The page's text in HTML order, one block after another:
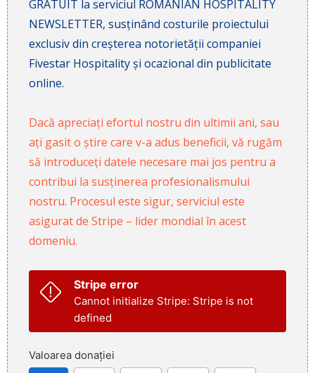
GRATUIT la serviciul ROMANIAN HOSPITALITY
NEWSLETTER, susținând costurile proiectului
exclusiv din creșterea notorietății companiei
Fivestar Hospitality și ocazional din publicitate
online.
Dacă apreciați efortul nostru din ultimii ani, sau
ați gasit o știre care v-a adus beneficii, vă rugăm
să introduceți datele necesare mai jos pentru a
contribui la susținerea profesionalismului
nostru. Procesul este sigur, serviciul este
asigurat de Stripe – lider mondial în acest
domeniu.
Stripe error
Cannot initialize Stripe: Stripe is not
defined
Valoarea donației